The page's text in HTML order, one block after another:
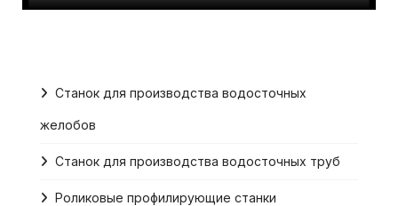
Станок для производства водосточных
желобов
Станок для производства водосточных труб
Роликовые профилирующие станки